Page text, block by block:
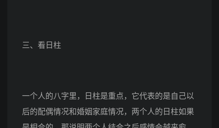
三、看日柱
一个人的八字里，日柱是重点，它代表的是自己以
后的配偶情况和婚姻家庭情况，两个人的日柱如果